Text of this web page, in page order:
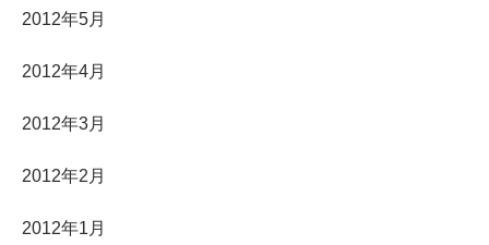
2012年5月
2012年4月
2012年3月
2012年2月
2012年1月